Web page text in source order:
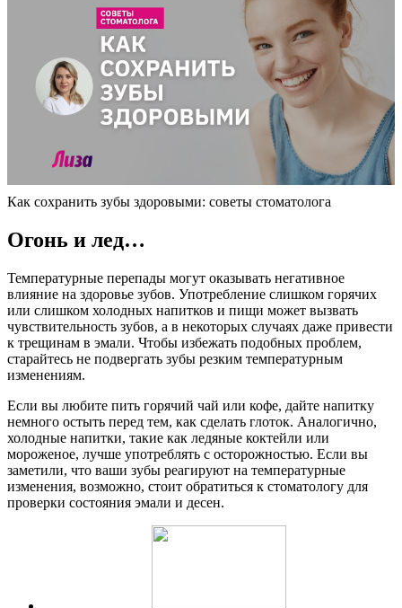
Как сохранить зубы здоровыми: советы стоматолога
Огонь и лед…
Температурные перепады могут оказывать негативное
влияние на здоровье зубов. Употребление слишком горячих
или слишком холодных напитков и пищи может вызвать
чувствительность зубов, а в некоторых случаях даже привести
к трещинам в эмали. Чтобы избежать подобных проблем,
старайтесь не подвергать зубы резким температурным
изменениям.
Если вы любите пить горячий чай или кофе, дайте напитку
немного остыть перед тем, как сделать глоток. Аналогично,
холодные напитки, такие как ледяные коктейли или
мороженое, лучше употреблять с осторожностью. Если вы
заметили, что ваши зубы реагируют на температурные
изменения, возможно, стоит обратиться к стоматологу для
проверки состояния эмали и десен.